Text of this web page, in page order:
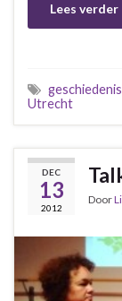
Lees verder
geschiedenis
Utrecht
DEC
13
2012
Door